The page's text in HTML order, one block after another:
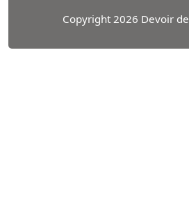
Copyright 2026 Devoir